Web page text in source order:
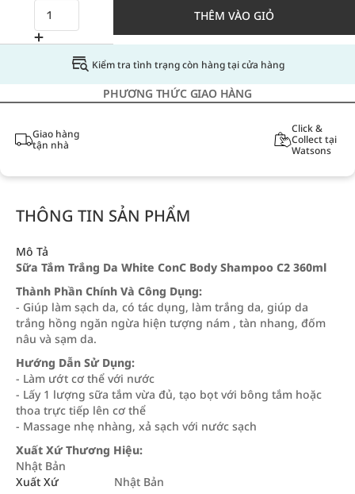
THÊM VÀO GIỎ
Kiểm tra tình trạng còn hàng tại cửa hàng
PHƯƠNG THỨC GIAO HÀNG
Giao hàng
tận nhà
Click &
Collect tại
Watsons
THÔNG TIN SẢN PHẨM
Mô Tả
Sữa Tắm Trắng Da White ConC Body Shampoo C2 360ml
Thành Phần Chính Và Công Dụng:
- Giúp làm sạch da, có tác dụng, làm trắng da, giúp da
trắng hồng ngăn ngừa hiện tượng nám , tàn nhang, đốm
nâu và sạm da.
Hướng Dẫn Sử Dụng:
- Làm ướt cơ thể với nước
- Lấy 1 lượng sữa tắm vừa đủ, tạo bọt với bông tắm hoặc
thoa trực tiếp lên cơ thể
- Massage nhẹ nhàng, xả sạch với nước sạch
Xuất Xứ Thương Hiệu:
Nhật Bản
Xuất Xứ
Nhật Bản